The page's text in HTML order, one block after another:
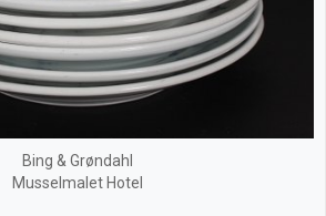
Bing & Grøndahl
Musselmalet Hotel